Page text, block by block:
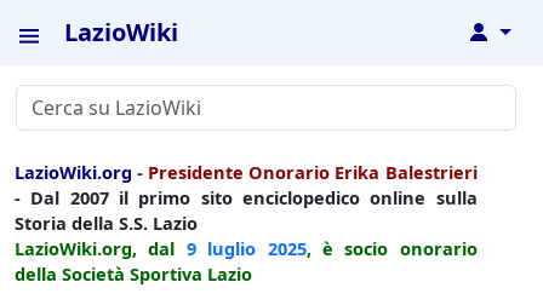
LazioWiki ↓
LazioWiki.org - Presidente Onorario Erika Balestrieri
- Dal 2007 il primo sito enciclopedico online sulla
Storia della S.S. Lazio
LazioWiki.org, dal 9 luglio 2025, è socio onorario
della Società Sportiva Lazio